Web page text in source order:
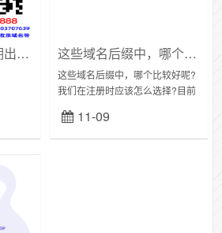
【置顶】老米吧长期出售gname、godaddy【老域名】【ba域名】 这些域名后缀中，哪个比较好呢?我们在注册时应该怎么选择?
这些域名后缀中，哪个比较好呢?
我们在注册时应该怎么选择?目前
加上新开放的一大波新顶级域名
和常用主流域名有上千种之多。
11-09